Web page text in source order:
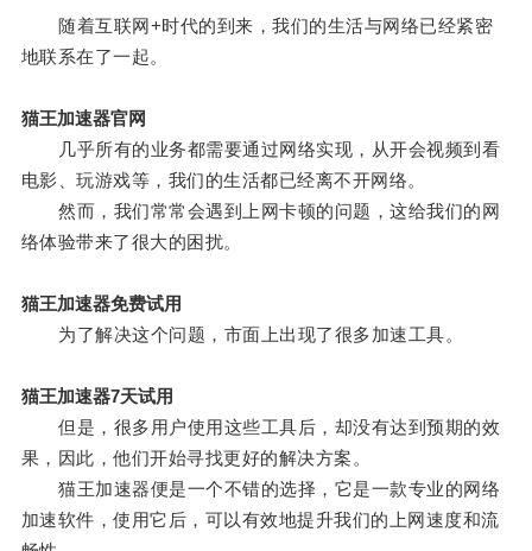
随着互联网+时代的到来，我们的生活与网络已经紧密
地联系在了一起。
猫王加速器官网
几乎所有的业务都需要通过网络实现，从开会视频到看
电影、玩游戏等，我们的生活都已经离不开网络。
然而，我们常常会遇到上网卡顿的问题，这给我们的网
络体验带来了很大的困扰。
猫王加速器免费试用
为了解决这个问题，市面上出现了很多加速工具。
猫王加速器7天试用
但是，很多用户使用这些工具后，却没有达到预期的效
果，因此，他们开始寻找更好的解决方案。
猫王加速器便是一个不错的选择，它是一款专业的网络
加速软件，使用它后，可以有效地提升我们的上网速度和流